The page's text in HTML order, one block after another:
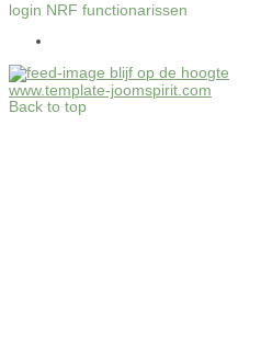
login NRF functionarissen
blijf op de hoogte
www.template-joomspirit.com
Back to top